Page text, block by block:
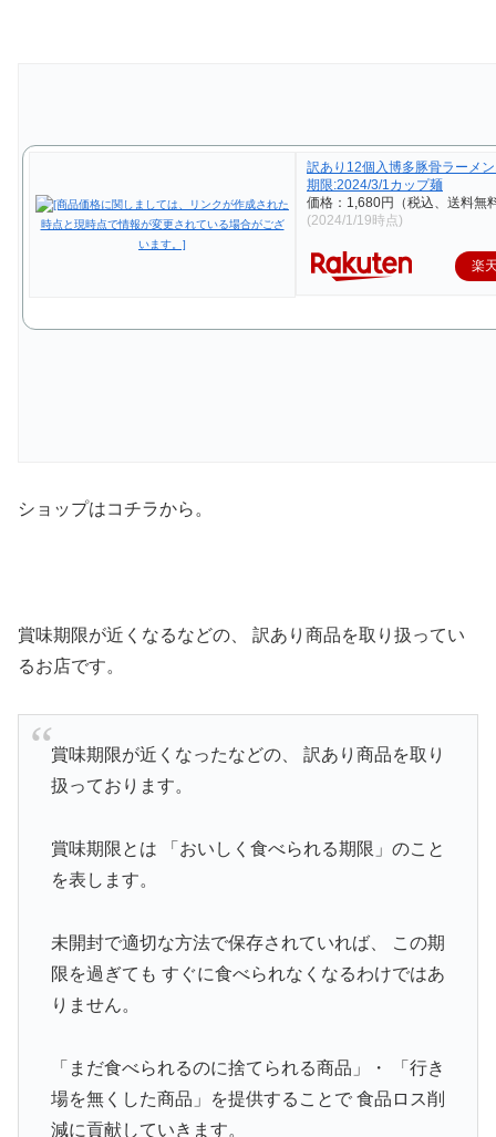
訳あり12個入博多豚骨ラーメ
期限:2024/3/1カップ麺
価格：1,680円（税込、送料無
(2024/1/19時点)
楽
ショップはコチラから。
賞味期限が近くなるなどの、 訳あり商品を取り扱ってい
るお店です。
賞味期限が近くなったなどの、 訳あり商品を取り
扱っております。
賞味期限とは 「おいしく食べられる期限」のこと
を表します。
未開封で適切な方法で保存されていれば、 この期
限を過ぎても すぐに食べられなくなるわけではあ
りません。
「まだ食べられるのに捨てられる商品」・ 「行き
場を無くした商品」を提供することで 食品ロス削
減に貢献していきます。